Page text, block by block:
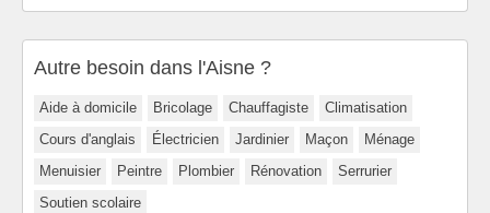
Autre besoin dans l'Aisne ?
Aide à domicile Bricolage Chauffagiste
Climatisation
Cours d'anglais
Électricien Jardinier Maçon
Ménage
Menuisier
Peintre Plombier Rénovation
Serrurier
Soutien scolaire